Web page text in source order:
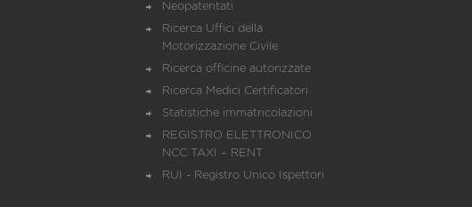
Neopatentati
Ricerca Uffici della
Motorizzazione Civile
Ricerca officine autorizzate
Ricerca Medici Certificatori
Statistiche immatricolazioni
REGISTRO ELETTRONICO
NCC TAXI – RENT
RUI - Registro Unico Ispettori